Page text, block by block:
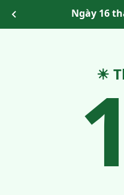
Ngày 16
☀